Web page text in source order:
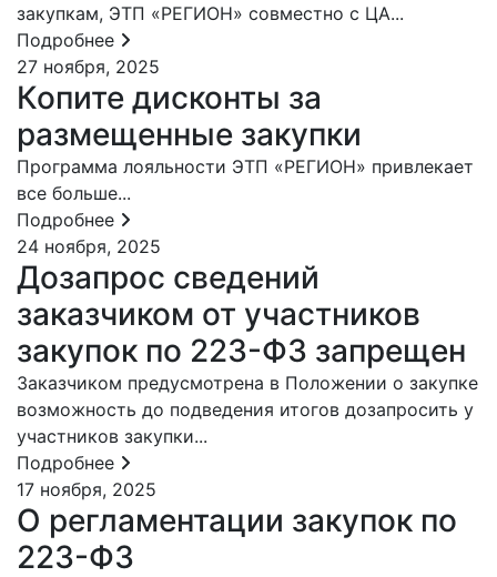
закупкам, ЭТП «РЕГИОН» совместно с ЦА...
Подробнее
27 ноября, 2025
Копите дисконты за
размещенные закупки
Программа лояльности ЭТП «РЕГИОН» привлекает
все больше...
Подробнее
24 ноября, 2025
Дозапрос сведений
заказчиком от участников
закупок по 223-ФЗ запрещен
Заказчиком предусмотрена в Положении о закупке
возможность до подведения итогов дозапросить у
участников закупки...
Подробнее
17 ноября, 2025
О регламентации закупок по
223-ФЗ